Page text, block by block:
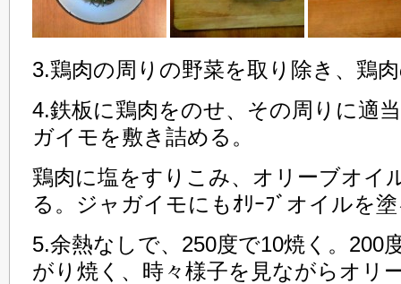
3.鶏肉の周りの野菜を取り除き、鶏
4.鉄板に鶏肉をのせ、その周りに適
ガイモを敷き詰める。
鶏肉に塩をすりこみ、オリーブオイ
る。ジャガイモにもｵﾘｰﾌﾞオイルを
5.余熱なしで、250度で10焼く。200
がり焼く、時々様子を見ながらオリ